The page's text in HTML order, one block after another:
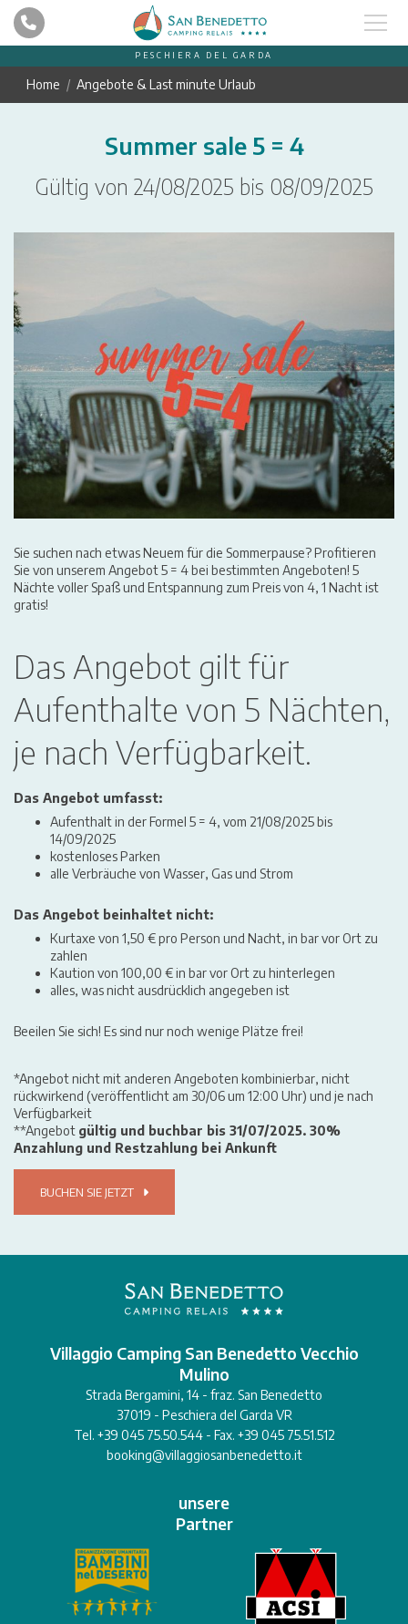
PESCHIERA DEL GARDA
Home Angebote & Last minute Urlaub
Summer sale 5 = 4
Gültig von 24/08/2025 bis 08/09/2025
Sie suchen nach etwas Neuem für die Sommerpause? Profitieren
Sie von unserem Angebot 5 = 4 bei bestimmten Angeboten! 5
Nächte voller Spaß und Entspannung zum Preis von 4, 1 Nacht ist
gratis!
Das Angebot gilt für
Aufenthalte von 5 Nächten,
je nach Verfügbarkeit.
Das Angebot umfasst:
Aufenthalt in der Formel 5 = 4, vom 21/08/2025 bis
14/09/2025
kostenloses Parken
alle Verbräuche von Wasser, Gas und Strom
Das Angebot beinhaltet nicht:
Kurtaxe von 1,50 € pro Person und Nacht, in bar vor Ort zu
zahlen
Kaution von 100,00 € in bar vor Ort zu hinterlegen
alles, was nicht ausdrücklich angegeben ist
Beeilen Sie sich! Es sind nur noch wenige Plätze frei!
*Angebot nicht mit anderen Angeboten kombinierbar, nicht
rückwirkend (veröffentlicht am 30/06 um 12:00 Uhr) und je nach
Verfügbarkeit
**Angebot gültig und buchbar bis 31/07/2025. 30%
Anzahlung und Restzahlung bei Ankunft
BUCHEN SIE JETZT
Villaggio Camping San Benedetto Vecchio
Mulino
Strada Bergamini, 14 - fraz. San Benedetto
37019 - Peschiera del Garda VR
Tel. +39 045 75.50.544 - Fax. +39 045 75.51.512
booking@villaggiosanbenedetto.it
unsere
Partner